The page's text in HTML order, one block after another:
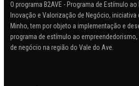
O programa B2AVE - Programa de Estímulo
Inovação e Valorização de Negócio, iniciativa
Minho, tem por objeto a implementação e
programa de estímulo ao
de negócio na região do Vale do Ave.